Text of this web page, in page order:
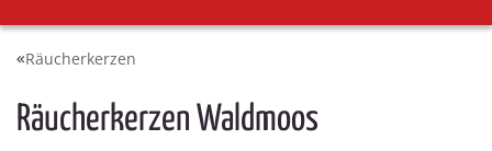
Räucherkerzen
Räucherkerzen Waldmoos